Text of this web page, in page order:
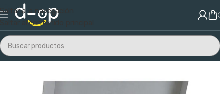
Saltar a la navegación
Saltar al contenido principal
Inicio/Energías Renovables/Luces